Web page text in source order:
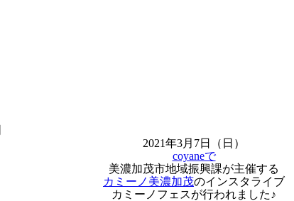
2021年3月7日（日）
coyaneで
美濃加茂市地域振興課が主催する
カミーノ美濃加茂のインスタライブ
カミーノフェスが行われました♪